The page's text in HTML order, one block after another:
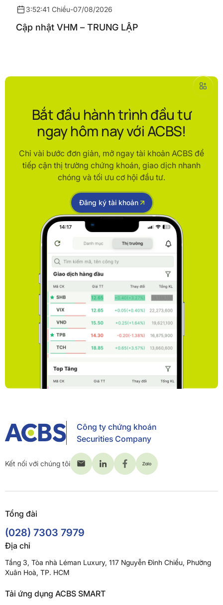
3:52:41 Chiều-07/08/2026
Cập nhật VHM – TRUNG LẬP
Bắt đầu hành trình đầu tư
ngay hôm nay với ACBS!
Chỉ vài bước đơn giản, mở ngay tài khoản ACBS để
tiếp cận thị trường chứng khoán, giao dịch nhanh
chóng và tối ưu cơ hội đầu tư.
Đăng ký tài khoản
Công ty chứng khoán
Securities Company
Kết nối với chúng tôi
Tổng đài
(028) 7303 7979
Địa chỉ
Tầng 3, Tòa nhà Léman Luxury, 117 Nguyễn Đình Chiểu, Phường
Xuân Hoà, TP. HCM
Tải ứng dụng ACBS SMART